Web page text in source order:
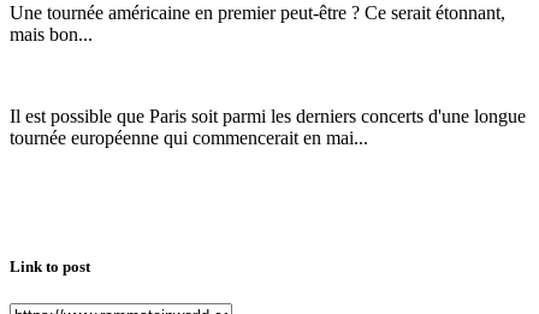
Une tournée américaine en premier peut-être ? Ce serait étonnant,
mais bon...
Il est possible que Paris soit parmi les derniers concerts d'une longue
tournée européenne qui commencerait en mai...
Link to post